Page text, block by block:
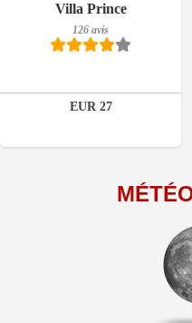
Villa Prince
126 avis
EUR 27
Détails